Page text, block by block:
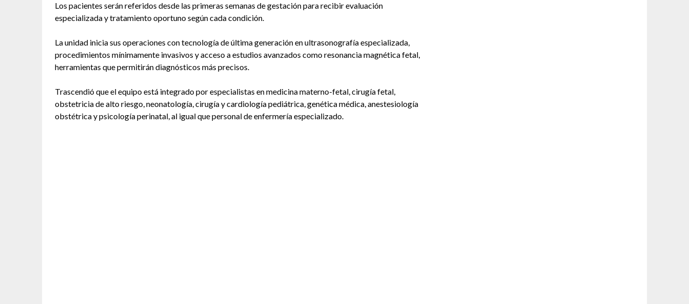
Los pacientes serán referidos desde las primeras semanas de gestación para recibir evaluación
especializada y tratamiento oportuno según cada condición.
La unidad inicia sus operaciones con tecnología de última generación en ultrasonografía especializada,
procedimientos mínimamente invasivos y acceso a estudios avanzados como resonancia magnética fetal,
herramientas que permitirán diagnósticos más precisos.
Trascendió que el equipo está integrado por especialistas en medicina materno-fetal, cirugía fetal,
obstetricia de alto riesgo, neonatología, cirugía y cardiología pediátrica, genética médica, anestesiología
obstétrica y psicología perinatal, al igual que personal de enfermería especializado.